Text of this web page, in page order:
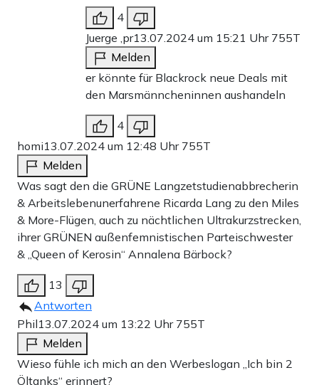
4
Juerge ,pr13.07.2024 um 15:21 Uhr 755T
Melden
er könnte für Blackrock neue Deals mit
den Marsmänncheninnen aushandeln
4
homi13.07.2024 um 12:48 Uhr 755T
Melden
Was sagt den die GRÜNE Langzetstudienabbrecherin
& Arbeitslebenunerfahrene Ricarda Lang zu den Miles
& More-Flügen, auch zu nächtlichen Ultrakurzstrecken,
ihrer GRÜNEN außenfemnistischen Parteischwester
& „Queen of Kerosin“ Annalena Bärbock?
13
Antworten
Phil13.07.2024 um 13:22 Uhr 755T
Melden
Wieso fühle ich mich an den Werbeslogan „Ich bin 2
Öltanks“ erinnert?